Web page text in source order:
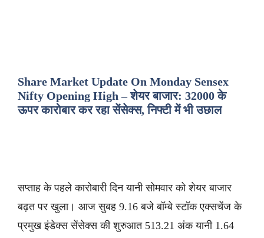
Share Market Update On Monday Sensex
Nifty Opening High – शेयर बाजार: 32000 के
ऊपर कारोबार कर रहा सेंसेक्स, निफ्टी में भी उछाल
सप्ताह के पहले कारोबारी दिन यानी सोमवार को शेयर बाजार
बढ़त पर खुला। आज सुबह 9.16 बजे बॉम्बे स्टॉक एक्सचेंज के
प्रमुख इंडेक्स सेंसेक्स की शुरुआत 513.21 अंक यानी 1.64